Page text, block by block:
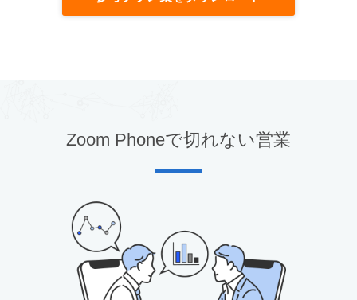
Zoom Phoneで切れない営業